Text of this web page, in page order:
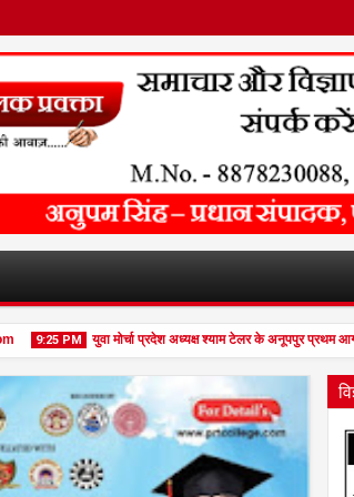
9:25 PM
Feb
युवा मोर्चा प्रदेश अध्यक्ष श्याम टेलर के अनूपपुर प्रथम आगमन